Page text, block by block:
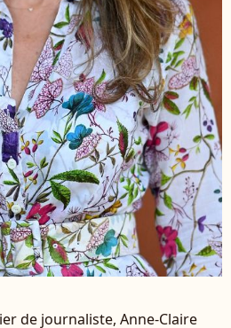
de journaliste, Anne-Claire